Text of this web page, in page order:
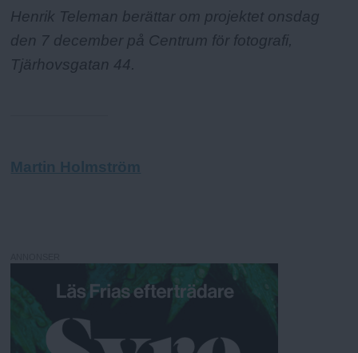
Henrik Teleman berättar om projektet onsdag
den 7 december på Centrum för fotografi,
Tjärhovsgatan 44.
Martin Holmström